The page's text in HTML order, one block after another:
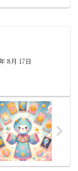
くものを探す旅とな
8月 17日